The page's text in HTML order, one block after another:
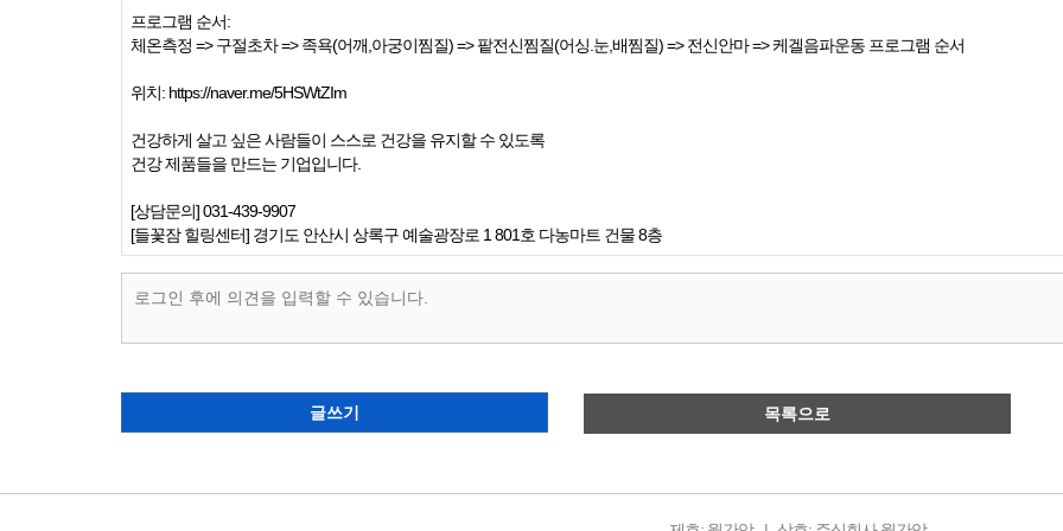
프로그램 순서:
체온측정 => 구절초차 => 족욕(어깨,아궁이찜질) => 팥전신찜질(어싱.눈,배찜질) => 전신안마 => 케겔음파운동 프로그램 순서
위치: https://naver.me/5HSWtZIm
건강하게 살고 싶은 사람들이 스스로 건강을 유지할 수 있도록
건강 제품들을 만드는 기업입니다.
[상담문의] 031-439-9907
[들꽃잠 힐링센터] 경기도 안산시 상록구 예술광장로 1 801호 다농마트 건물 8층
글쓰기 목록으로